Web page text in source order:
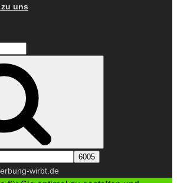
uns
wirbt.de